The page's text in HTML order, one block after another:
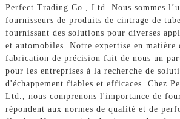
Perfect Trading Co., Ltd. Nous sommes
fournisseurs de produits de cintrage de
fournissant des solutions pour diverses
et automobiles. Notre expertise en matière
fabrication de précision fait de nous un
pour les entreprises à la recherche de
d'échappement fiables et efficaces. Chez
Ltd., nous comprenons l'importance de
répondent aux normes de qualité et de